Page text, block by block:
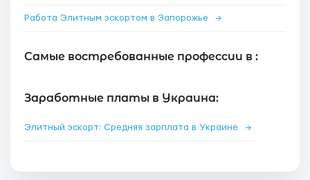
Работа Элитным эскортом в Запорожье →
Самые востребованные профессии в :
Заработные платы в Украина:
Элитный эскорт: Средняя зарплата в Украине →